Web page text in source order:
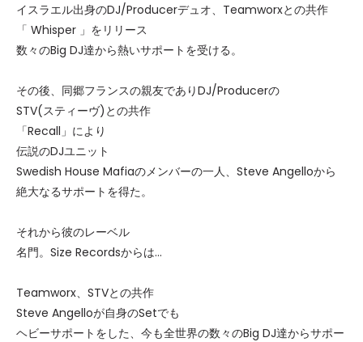
イスラエル出身のDJ/Producerデュオ、Teamworxとの共作
「 Whisper 」をリリース
数々のBig DJ達から熱いサポートを受ける。
その後、同郷フランスの親友でありDJ/Producerの
STV(スティーヴ)との共作
「Recall」により
伝説のDJユニット
Swedish House Mafiaのメンバーの一人、Steve Angelloから
絶大なるサポートを得た。
それから彼のレーベル
名門。Size Recordsからは…
Teamworx、STVとの共作
Steve Angelloが自身のSetでも
ヘビーサポートをした、今も全世界の数々のBig DJ達からサポー